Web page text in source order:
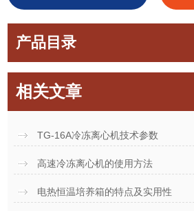
产品目录
相关文章
TG-16A冷冻离心机技术参数
高速冷冻离心机的使用方法
电热恒温培养箱的特点及实用性